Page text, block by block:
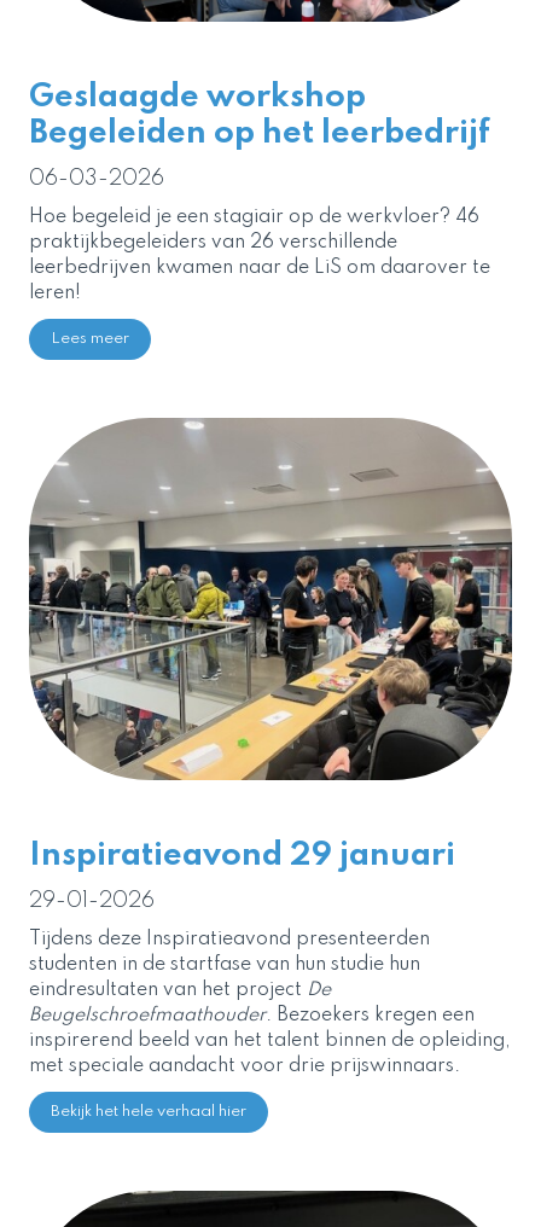
Geslaagde workshop
Begeleiden op het leerbedrijf
06-03-2026
Hoe begeleid je een stagiair op de werkvloer? 46
praktijkbegeleiders van 26 verschillende
leerbedrijven kwamen naar de LiS om daarover te
leren!
Lees meer
Inspiratieavond 29 januari
29-01-2026
Tijdens deze Inspiratieavond presenteerden
studenten in de startfase van hun studie hun
eindresultaten van het project De
Beugelschroefmaathouder. Bezoekers kregen een
inspirerend beeld van het talent binnen de opleiding,
met speciale aandacht voor drie prijswinnaars.
Bekijk het hele verhaal hier